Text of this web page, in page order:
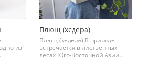
из
Плющ (хедера)
Плющ (хедера) В природе
встречается в лиственных
лесах Юго-Восточной Азии...